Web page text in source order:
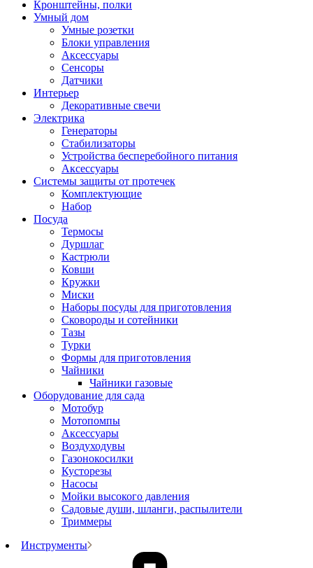
Кронштейны, полки
Умный дом
Умные розетки
Блоки управления
Аксессуары
Сенсоры
Датчики
Интерьер
Декоративные свечи
Электрика
Генераторы
Стабилизаторы
Устройства бесперебойного питания
Аксессуары
Системы защиты от протечек
Комплектующие
Набор
Посуда
Термосы
Дуршлаг
Кастрюли
Ковши
Кружки
Миски
Наборы посуды для приготовления
Сковороды и сотейники
Тазы
Турки
Формы для приготовления
Чайники
Чайники газовые
Оборудование для сада
Мотобур
Мотопомпы
Аксессуары
Воздуходувы
Газонокосилки
Кусторезы
Насосы
Мойки высокого давления
Садовые души, шланги, распылители
Триммеры
Инструменты